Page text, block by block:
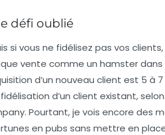
défi oublié
si vous ne fidélisez pas vos
vente comme un hamster dans
d’un nouveau client est 5 à
d’un client existant,
Pourtant, je vois encore des
en pubs sans mettre en